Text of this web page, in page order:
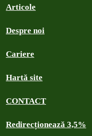
Articole
Despre noi
Cariere
Hartă site
CONTACT
Redirecționează 3,5%